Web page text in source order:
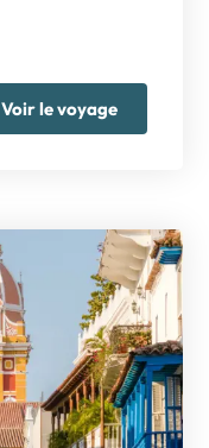
Voir le voyage